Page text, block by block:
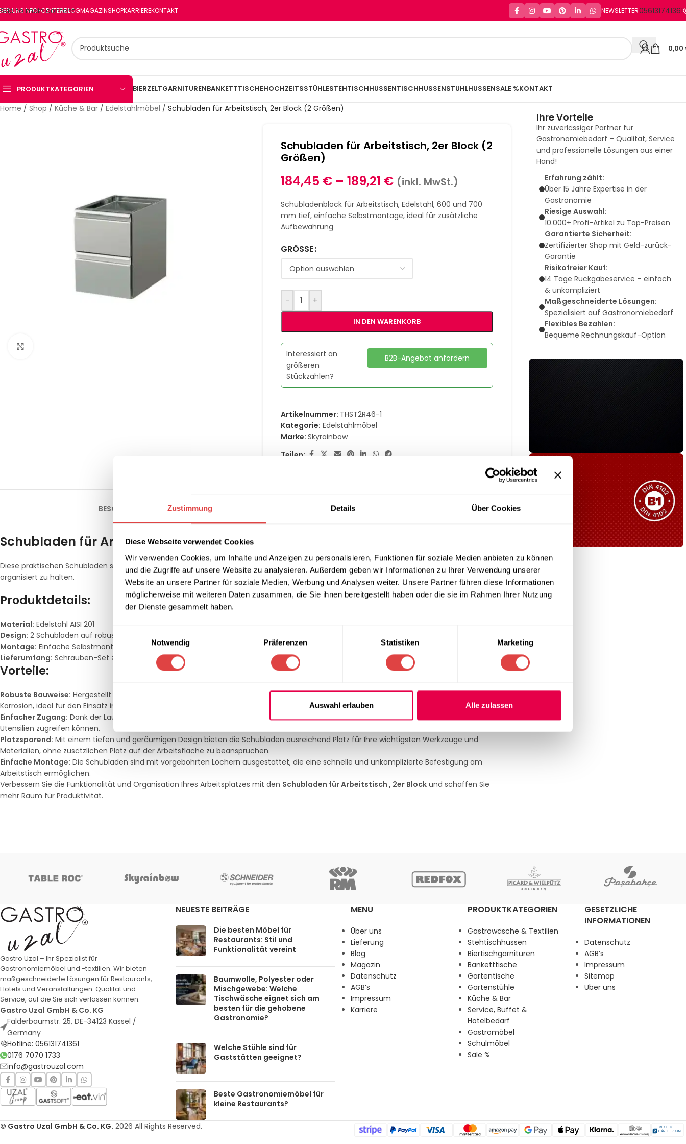
Zustimmung Details Über Cookies
Diese Webseite verwendet Cookies
Wir verwenden Cookies, um Inhalte und Anzeigen zu personalisieren, Funktionen für soziale Medien anbieten zu können
und die Zugriffe auf unsere Website zu analysieren. Außerdem geben wir Informationen zu Ihrer Verwendung unserer
Website an unsere Partner für soziale Medien, Werbung und Analysen weiter. Unsere Partner führen diese Informationen
möglicherweise mit weiteren Daten zusammen, die Sie ihnen bereitgestellt haben oder die sie im Rahmen Ihrer Nutzung
der Dienste gesammelt haben.
Notwendig
Präferenzen Statistiken Marketing
Auswahl erlauben Alle zulassen
Skip to main content
UNSINFO-CENTERBLOGMAGAZINSHOPKARRIEREKONTAKT NEWSLETTER056131741361
0,00
PRODUKTKATEGORIEN BIERZELTGARNITURENBANKETTTISCHEHOCHZEITSSTÜHLESTEHTISCHHUSSENTISCHHUSSENSTUHLHUSSENSALE %KONTAKT
Home / Shop / Küche & Bar / Edelstahlmöbel / Schubladen für Arbeitstisch, 2er Block (2 Größen)
Schubladen für Arbeitstisch, 2er Block (2
Größen)
184,45 € –189,21 € (inkl. MwSt.)
Schubladenblock für Arbeitstisch, Edelstahl, 600 und 700
mm tief, einfache Selbstmontage, ideal für zusätzliche
Aufbewahrung
GRÖSSE
- +
IN DEN WARENKORB
Interessiert an
größeren
Stückzahlen?
B2B-Angebot anfordern
Artikelnummer: THST2R46-1
Kategorie: Edelstahlmöbel
Marke:Skyrainbow
Teilen:
BESCHREIBUNG ZUSÄTZLICHE INFORMATIONEN LIEFERUNG & RÜCKGABEZAHLUNGSARTEN
Schubladen für Arbeitstisch, 2er Block
Diese praktischen Schubladen sind perfekt, um zusätzlichen Stauraum in Ihrer Küche oder Werkstatt zu schaffen und dabei Ihre Arbeitsfläche
organisiert zu halten.
Produktdetails:
Material: Edelstahl AISI 201
Design: 2 Schubladen auf robusten Laufschienen
Montage: Einfache Selbstmontage mit vorgebohrten Löchern für die Befestigung am Tisch
Lieferumfang: Schrauben-Set zur Montage NICHT im Lieferumfang enthalten
Vorteile:
Robuste Bauweise: Hergestellt aus langlebigem Edelstahl AISI 201, bieten diese Schubladen eine erstklassige Beständigkeit gegen Rost und
Korrosion, ideal für den Einsatz in anspruchsvollen Arbeitsumgebungen.
Einfacher Zugang: Dank der Laufschienen lassen sich die Schubladen leicht öffnen und schließen, sodass Sie jederzeit schnell auf Ihre
Utensilien zugreifen können.
Platzsparend: Mit einem tiefen und geräumigen Design bieten die Schubladen ausreichend Platz für Ihre wichtigsten Werkzeuge und
Materialien, ohne zusätzlichen Platz auf der Arbeitsfläche zu beanspruchen.
Einfache Montage: Die Schubladen sind mit vorgebohrten Löchern ausgestattet, die eine schnelle und unkomplizierte Befestigung am
Arbeitstisch ermöglichen.
Verbessern Sie die Funktionalität und Organisation Ihres Arbeitsplatzes mit den Schubladen für Arbeitstisch , 2er Block und schaffen Sie
mehr Raum für Produktivität.
Ihre Vorteile
Ihr zuverlässiger Partner für
Gastronomiebedarf – Qualität, Service
und professionelle Lösungen aus einer
Hand!
Erfahrung zählt:
Über 15 Jahre Expertise in der
Gastronomie
Riesige Auswahl:
10.000+ Profi-Artikel zu Top-Preisen
Garantierte Sicherheit:
Zertifizierter Shop mit Geld-zurück-
Garantie
Risikofreier Kauf:
14 Tage Rückgabeservice – einfach
& unkompliziert
Maßgeschneiderte Lösungen:
Spezialisiert auf Gastronomiebedarf
Flexibles Bezahlen:
Bequeme Rechnungskauf-Option
Sie haben nicht das passende
Produkt gefunden?
Wir helfen Ihnen gerne weiter!
Schwer entflammbar
Gastro Uzal – Ihr Spezialist für
Gastronomiemöbel und -textilien. Wir bieten
maßgeschneiderte Lösungen für Restaurants,
Hotels und Veranstaltungen. Qualität und
Service, auf die Sie sich verlassen können.
Gastro Uzal GmbH & Co. KG
Falderbaumstr. 25, DE-34123 Kassel /
Germany
Hotline: 056131741361
0176 7070 1733
info@gastrouzal.com
NEUESTE BEITRÄGE
Die besten Möbel für
Restaurants: Stil und
Funktionalität vereint
Baumwolle, Polyester oder
Mischgewebe: Welche
Tischwäsche eignet sich am
besten für die gehobene
Gastronomie?
Welche Stühle sind für
Gaststätten geeignet?
Beste Gastronomiemöbel für
kleine Restaurants?
MENU
Über uns
Lieferung
Blog
Magazin
Datenschutz
AGB’s
Impressum
Karriere
PRODUKTKATEGORIEN
Gastrowäsche & Textilien
Stehtischhussen
Biertischgarnituren
Banketttische
Gartentische
Gartenstühle
Küche & Bar
Service, Buffet &
Hotelbedarf
Gastromöbel
Schulmöbel
Sale %
GESETZLICHE
INFORMATIONEN
Datenschutz
AGB’s
Impressum
Sitemap
Über uns
© Gastro Uzal GmbH & Co. KG. 2026 All Rights Reserved.